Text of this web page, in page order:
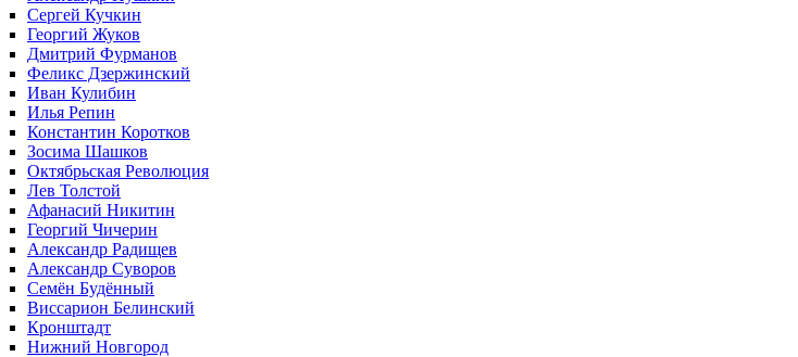
Сергей Кучкин
Георгий Жуков
Дмитрий Фурманов
Феликс Дзержинский
Иван Кулибин
Илья Репин
Константин Коротков
Зосима Шашков
Октябрьская Революция
Лев Толстой
Афанасий Никитин
Георгий Чичерин
Александр Радищев
Александр Суворов
Семён Будённый
Виссарион Белинский
Кронштадт
Нижний Новгород